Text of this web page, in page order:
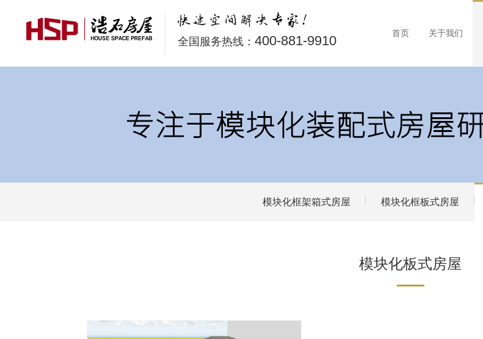
全国服务热线： 400-881-9910 首页 关于我们
模块化框架箱式房屋 模块化框板式房屋
模块化板式房屋